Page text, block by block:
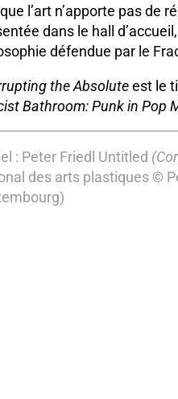
l’art n’apporte pas de
dans le hall
défendue par le
the Absoluteest le
Bathroom: Punk in Pop
: Peter Friedl Untitled
des arts plastiques ©